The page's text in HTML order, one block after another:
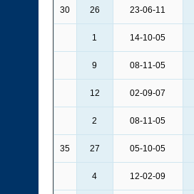
23-06-11
26
30
14-10-05
1
08-11-05
9
02-09-07
12
08-11-05
2
05-10-05
27
35
12-02-09
4